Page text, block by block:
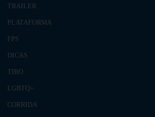
TRAILER
PLATAFORMA
FPS
DICAS
TIRO
LGBTQ+
CORRIDA